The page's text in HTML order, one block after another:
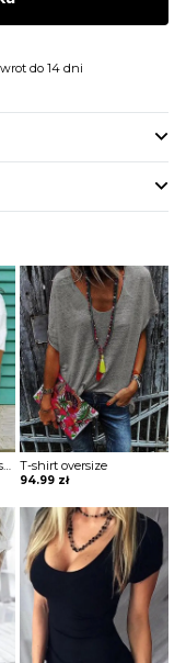
do 14 dni
T-shirt z dekoltem w kształcie litery V T-shirt oversize
94.99 zł